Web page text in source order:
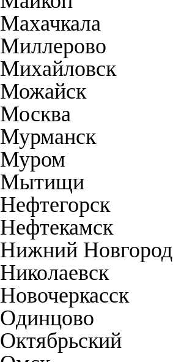
Махачкала
Миллерово
Михайловск
Можайск
Москва
Мурманск
Муром
Мытищи
Нефтегорск
Нефтекамск
Нижний Новгород
Николаевск
Новочеркасск
Одинцово
Октябрьский